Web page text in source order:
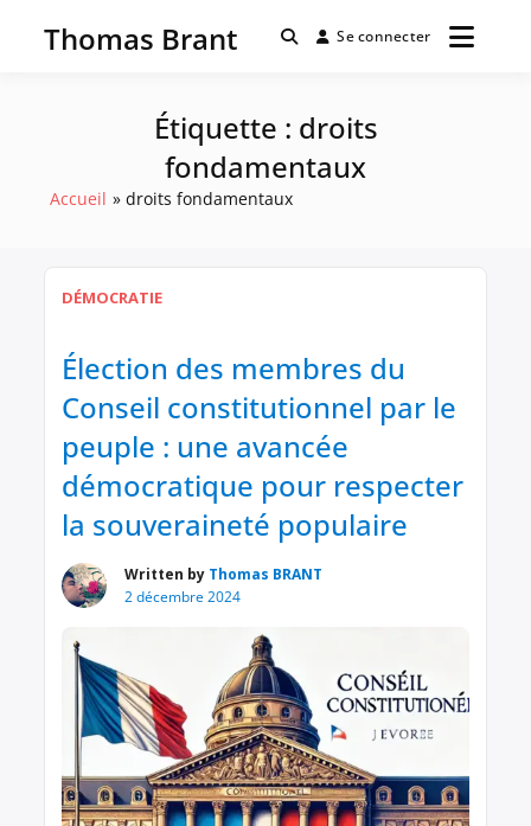
Thomas Brant Se connecter
Étiquette : droits
fondamentaux
Accueil droits fondamentaux
DÉMOCRATIE
Élection des membres du
Conseil constitutionnel par le
peuple : une avancée
démocratique pour respecter
la souveraineté populaire
Written by Thomas BRANT
2 décembre 2024